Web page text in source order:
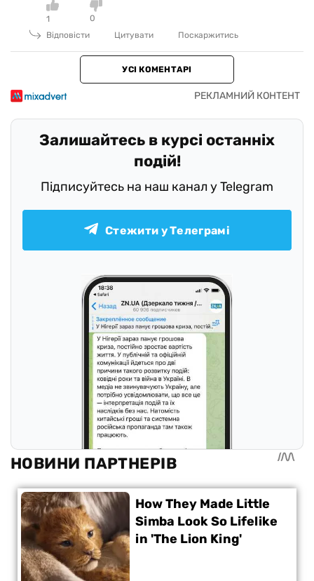
1
0
Відповісти
Цитувати Поскаржитись
УСІ КОМЕНТАРІ
Залишайтесь в курсі останніх
подій!
Підписуйтесь на наш канал у Telegram
Стежити у Телеграмі